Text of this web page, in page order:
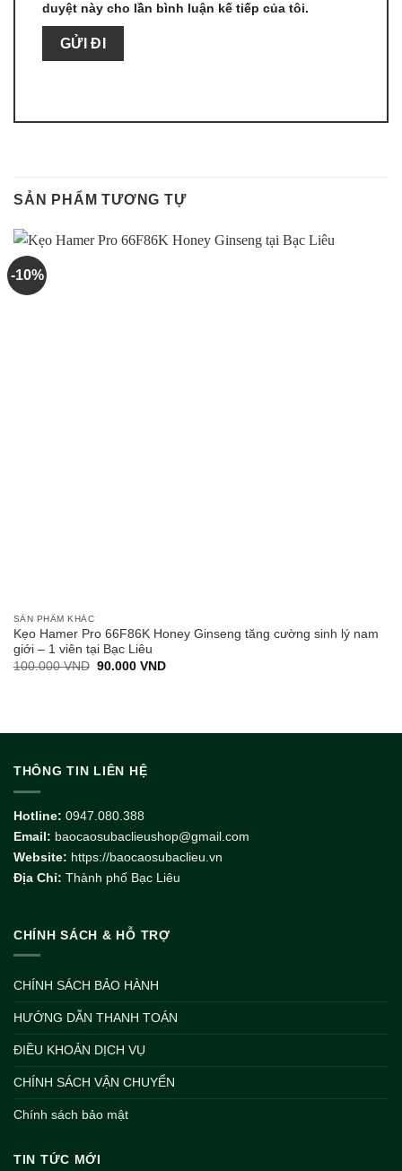
duyệt này cho lần bình luận kế tiếp của tôi.
SẢN PHẨM TƯƠNG TỰ
-10%
SẢN PHẨM KHÁC
Kẹo Hamer Pro 66F86K Honey Ginseng tăng cường sinh lý nam
giới – 1 viên tại Bạc Liêu
100.000VND Giá
90.000 VNDGiá
THÔNG TIN LIÊN HỆ
Hotline: 0947.080.388
Email: baocaosubaclieushop@gmail.com
Website: https://baocaosubaclieu.vn
Địa Chỉ: Thành phố Bạc Liêu
CHÍNH SÁCH & HỖ TRỢ
CHÍNH SÁCH BẢO HÀNH
HƯỚNG DẪN THANH TOÁN
ĐIỀU KHOẢN DỊCH VỤ
CHÍNH SÁCH VẬN CHUYỂN
Chính sách bảo mật
TIN TỨC MỚI